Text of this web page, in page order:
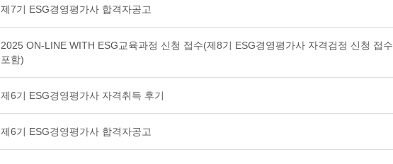
제7기 ESG경영평가사 합격자공고
2025 ON-LINE WITH ESG교육과정 신청 접수(제8기 ESG경영평가사 자격검정 신청 접수
포함)
제6기 ESG경영평가사 자격취득 후기
제6기 ESG경영평가사 합격자공고